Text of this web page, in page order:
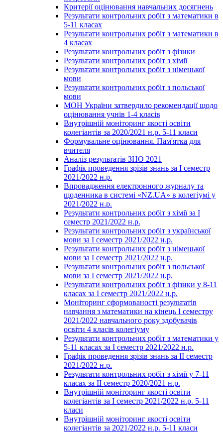
Критерії оцінювання навчальних досягнень
Результати контрольних робіт з математики в
5-11 класах
Результати контрольних робіт з математики в
4 класах
Результати контрольних робіт з фізики
Результати контрольних робіт з хімії
Результати контрольних робіт з німецької
мови
Результати контрольних робіт з польської
мови
МОН України затвердило рекомендації щодо
оцінювання учнів 1-4 класів
Внутрішній моніторинг якості освіти
колегіантів за 2020/2021 н.р. 5-11 класи
Формувальне оцінювання. Пам'ятка для
вчителя
Аналіз результатів ЗНО 2021
Графік проведення зрізів знань за І семестр
2021/2022 н.р.
Впровадження електронного журналу та
щоденника в системі «NZ.UA» в колегіумі у
2021/2022 н.р.
Результати контрольних робіт з хімії за І
семестр 2021/2022 н.р.
Результати контрольних робіт з української
мови за І семестр 2021/2022 н.р.
Результати контрольних робіт з німецької
мови за І семестр 2021/2022 н.р.
Результати контрольних робіт з польської
мови за І семестр 2021/2022 н.р.
Результати контрольних робіт з фізики у 8-11
класах за І семестр 2021/2022 н.р.
Моніторинг сформованості результатів
навчання з математики на кінець І семестру
2021/2022 навчального року здобувачів
освіти 4 класів колегіуму
Результати контрольних робіт з математики у
5-11 класах за І семестр 2021/2022 н.р.
Графік проведення зрізів знань за ІІ семестр
2021/2022 н.р.
Результати контрольних робіт з хімії у 7-11
класах за ІІ семестр 2020/2021 н.р.
Внутрішній моніторинг якості освіти
колегіантів за І семестр 2021/2022 н.р. 5-11
класи
Внутрішній моніторинг якості освіти
колегіантів за 2021/2022 н.р. 5-11 класи